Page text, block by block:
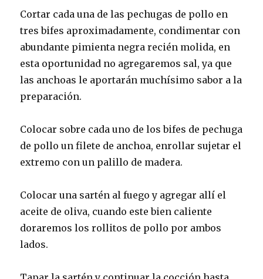
Cortar cada una de las pechugas de pollo en
tres bifes aproximadamente, condimentar con
abundante pimienta negra recién molida, en
esta oportunidad no agregaremos sal, ya que
las anchoas le aportarán muchísimo sabor a la
preparación.
Colocar sobre cada uno de los bifes de pechuga
de pollo un filete de anchoa, enrollar sujetar el
extremo con un palillo de madera.
Colocar una sartén al fuego y agregar allí el
aceite de oliva, cuando este bien caliente
doraremos los rollitos de pollo por ambos
lados.